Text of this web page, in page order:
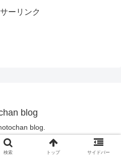
ーリンク
blog
blog.
検索 トップ サイドバー